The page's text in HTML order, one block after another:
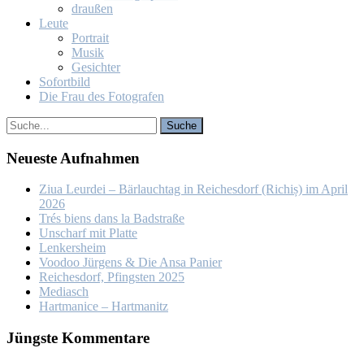
drau­ßen
Leu­te
Por­trait
Mu­sik
Ge­sich­ter
So­fort­bild
Die Frau des Fo­to­gra­fen
Neu­es­te Auf­nah­men
Ziua Leur­dei – Bär­lauch­tag in Rei­ches­dorf (Ri­chiș) im April
2026
Trés biens dans la Bad­stra­ße
Un­scharf mit Plat­te
Len­kers­heim
Voo­doo Jür­gens & Die An­sa Pa­nier
Rei­ches­dorf, Pfings­ten 2025
Me­dia­sch
Hart­ma­nice – Hart­ma­nitz
Jüngs­te Kom­men­ta­re